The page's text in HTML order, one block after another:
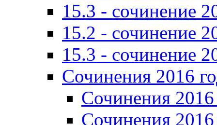
15.3 - сочинение
15.2 - сочинение
15.3 - сочинение
Сочинения 2016
Сочинения
Сочинения